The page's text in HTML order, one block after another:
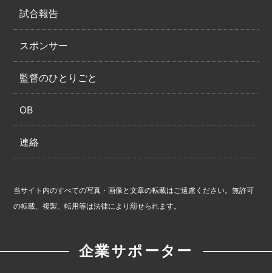
試合報告
スポンサー
監督のひとりごと
OB
連絡
当サイト内のすべての写真・画像と文章の転載はご遠慮ください。無許可
の転載、複製、転用等は法律により罰せられます。
企業サポーター